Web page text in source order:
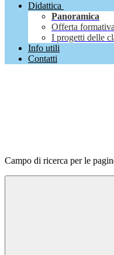
Didattica
Panoramica
Offerta formativa
I progetti delle
Info utili
Contatti
Campo di ricerca per le